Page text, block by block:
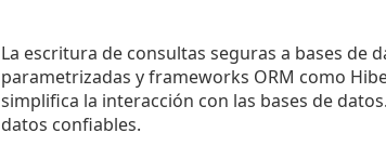
La escritura de consultas seguras a bases de
parametrizadas y frameworks ORM como
simplifica la interacción con las bases de
datos confiables.